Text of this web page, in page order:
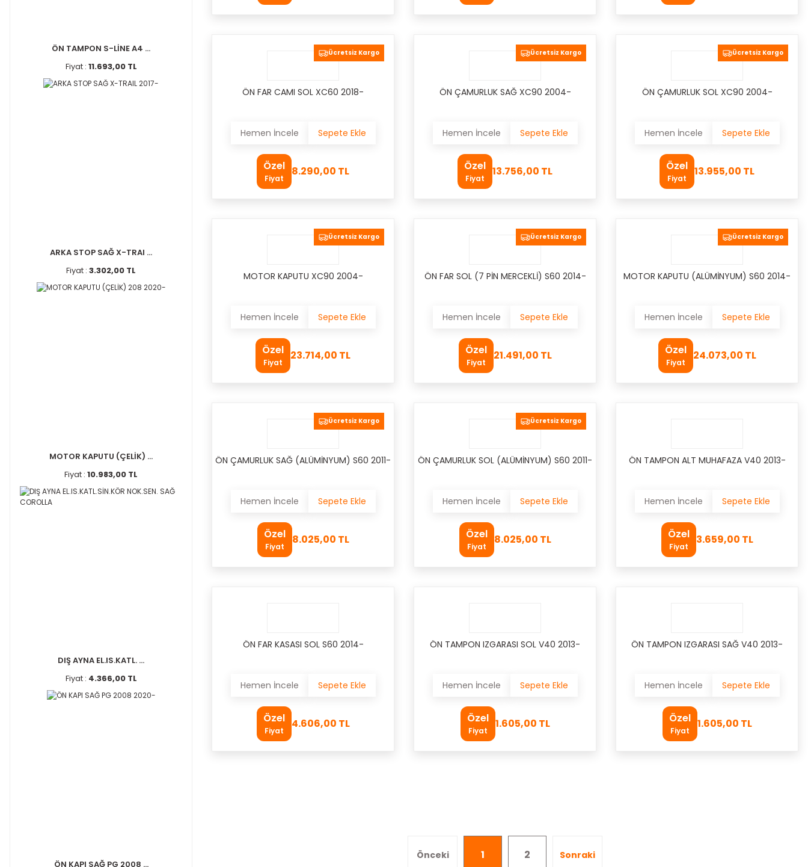
ÖN TAMPON S-LİNE A4 ...
Fiyat : 11.693,00 TL
ARKA STOP SAĞ X-TRAI ...
Fiyat : 3.302,00 TL
MOTOR KAPUTU (ÇELİK) ...
Fiyat : 10.983,00 TL
DIŞ AYNA EL.IS.KATL. ...
Fiyat : 4.366,00 TL
ÖN KAPI SAĞ PG 2008 ...
Ücretsiz Kargo
ÖN FAR CAMI SOL XC60 2018-
Hemen İncele Sepete Ekle
Özel
Fiyat
8.290,00 TL
Ücretsiz Kargo
ÖN ÇAMURLUK SAĞ XC90 2004-
Hemen İncele Sepete Ekle
Özel
Fiyat
13.756,00 TL
Ücretsiz Kargo
ÖN ÇAMURLUK SOL XC90 2004-
Hemen İncele Sepete Ekle
Özel
Fiyat
13.955,00 TL
Ücretsiz Kargo
MOTOR KAPUTU XC90 2004-
Hemen İncele Sepete Ekle
Özel
Fiyat
23.714,00 TL
Ücretsiz Kargo
ÖN FAR SOL (7 PİN MERCEKLİ) S60 2014-
Hemen İncele Sepete Ekle
Özel
Fiyat
21.491,00 TL
Ücretsiz Kargo
MOTOR KAPUTU (ALÜMİNYUM) S60 2014-
Hemen İncele Sepete Ekle
Özel
Fiyat
24.073,00 TL
Ücretsiz Kargo
ÖN ÇAMURLUK SAĞ (ALÜMİNYUM) S60 2011-
Hemen İncele Sepete Ekle
Özel
Fiyat
8.025,00 TL
Ücretsiz Kargo
ÖN ÇAMURLUK SOL (ALÜMİNYUM) S60 2011-
Hemen İncele Sepete Ekle
Özel
Fiyat
8.025,00 TL
ÖN TAMPON ALT MUHAFAZA V40 2013-
Hemen İncele Sepete Ekle
Özel
Fiyat
3.659,00 TL
ÖN FAR KASASI SOL S60 2014-
Hemen İncele Sepete Ekle
Özel
Fiyat
4.606,00 TL
ÖN TAMPON IZGARASI SOL V40 2013-
Hemen İncele Sepete Ekle
Özel
Fiyat
1.605,00 TL
ÖN TAMPON IZGARASI SAĞ V40 2013-
Hemen İncele Sepete Ekle
Özel
Fiyat
1.605,00 TL
1 2